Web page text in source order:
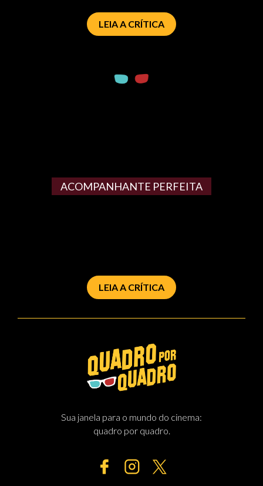
LEIA A CRÍTICA
ACOMPANHANTE PERFEITA
LEIA A CRÍTICA
Sua janela para o mundo do cinema:
quadro por quadro.